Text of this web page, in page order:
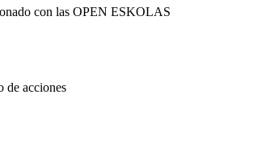
con las OPEN ESKOLAS
de acciones